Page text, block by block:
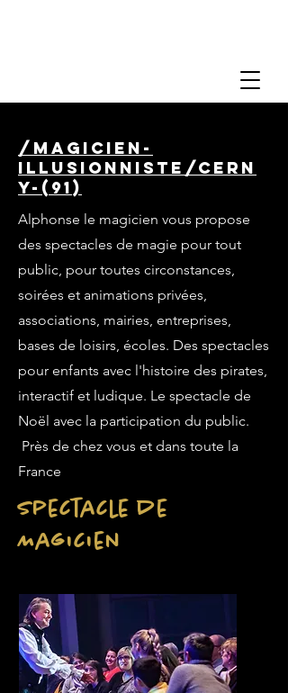
/magicien-
illusionniste/cern
y-(91)
Alphonse le magicien vous propose
des spectacles de magie pour tout
public, pour toutes circonstances,
soirées et animations privées,
associations, mairies, entreprises,
bases de loisirs, écoles. Des spectacles
pour enfants avec l'histoire des pirates,
interactif et ludique. Le spectacle de
Noël avec la participation du public.
Près de chez vous et dans toute la
France
Spectacle de
Magicien